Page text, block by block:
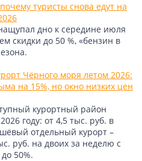
туристы снова едут на
дно к середине июля
скидки до 50 %, «бензин в
Чёрного моря летом 2026:
на 15%, но окно низких цен
курортный район
году: от 4,5 тыс. руб. в
отдельный курорт –
руб. на двоих за неделю с
50%.